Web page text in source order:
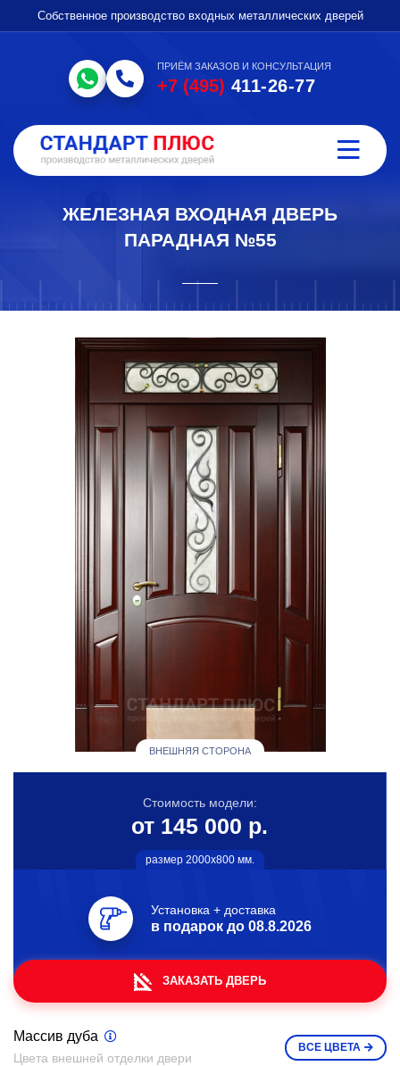
Собственное производство входных металлических дверей
ПРИЁМ ЗАКАЗОВ И КОНСУЛЬТАЦИЯ
+7 (495) 411-26-77
ЖЕЛЕЗНАЯ ВХОДНАЯ ДВЕРЬ
ПАРАДНАЯ №55
ВНЕШНЯЯ СТОРОНА
Стоимость модели:
от 145 000 р.
размер 2000х800 мм.
Установка + доставка
в подарок до 08.8.2026
ЗАКАЗАТЬ ДВЕРЬ
Массив дуба
Цвета внешней отделки двери
ВСЕ ЦВЕТА